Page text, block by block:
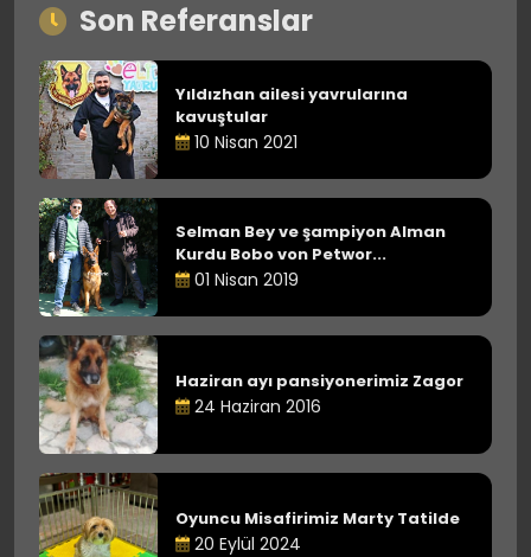
Son Referanslar
Yıldızhan ailesi yavrularına
kavuştular
10 Nisan 2021
Selman Bey ve şampiyon Alman
Kurdu Bobo von Petwor...
01 Nisan 2019
Haziran ayı pansiyonerimiz Zagor
24 Haziran 2016
Oyuncu Misafirimiz Marty Tatilde
20 Eylül 2024